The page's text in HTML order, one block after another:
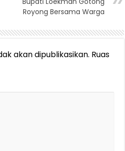
Royong Bersama Warga
akan dipublikasikan. Ruas